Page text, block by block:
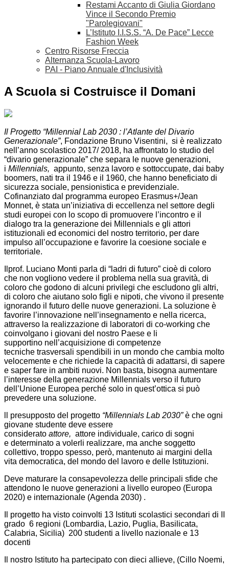
Restami Accanto di Giulia Giordano
Vince il Secondo Premio
"Parolegiovani"
L’Istituto I.I.S.S. “A. De Pace” Lecce
Fashion Week
Centro Risorse Freccia
Alternanza Scuola-Lavoro
PAI - Piano Annuale d'Inclusività
A Scuola si Costruisce il Domani
Il Progetto “Millennial Lab 2030 : l’Atlante del Divario
Generazionale”, Fondazione Bruno Visentini, si è realizzato
nell’anno scolastico 2017/ 2018, ha affrontato lo studio del
“divario generazionale” che separa le nuove generazioni,
i Millennials, appunto, senza lavoro e sottoccupate, dai baby
boomers, nati tra il 1946 e il 1960, che hanno beneficiato di
sicurezza sociale, pensionistica e previdenziale.
Cofinanziato dal programma europeo Erasmus+/Jean
Monnet, è stata un’iniziativa di eccellenza nel settore degli
studi europei con lo scopo di promuovere l’incontro e il
dialogo tra la generazione dei Millennials e gli attori
istituzionali ed economici del nostro territorio, per dare
impulso all’occupazione e favorire la coesione sociale e
territoriale.
Ilprof. Luciano Monti parla di “ladri di futuro” cioè di coloro
che non vogliono vedere il problema nella sua gravità, di
coloro che godono di alcuni privilegi che escludono gli altri,
di coloro che aiutano solo figli e nipoti, che vivono il presente
ignorando il futuro delle nuove generazioni. La soluzione è
favorire l’innovazione nell’insegnamento e nella ricerca,
attraverso la realizzazione di laboratori di co-working che
coinvolgano i giovani del nostro Paese e li
supportino nell’acquisizione di competenze
tecniche trasversali spendibili in un mondo che cambia molto
velocemente e che richiede la capacità di adattarsi, di sapere
e saper fare in ambiti nuovi. Non basta, bisogna aumentare
l’interesse della generazione Millennials verso il futuro
dell’Unione Europea perché solo in quest’ottica si può
prevedere una soluzione.
ll presupposto del progetto “Millennials Lab 2030”è che ogni
giovane studente deve essere
considerato attore, attore individuale, carico di sogni
e determinato a volerli realizzare, ma anche soggetto
collettivo, troppo spesso, però, mantenuto ai margini della
vita democratica, del mondo del lavoro e delle Istituzioni.
Deve maturare la consapevolezza delle principali sfide che
attendono le nuove generazioni a livello europeo (Europa
2020) e internazionale (Agenda 2030) .
Il progetto ha visto coinvolti 13 Istituti scolastici secondari di II
grado 6 regioni (Lombardia, Lazio, Puglia, Basilicata,
Calabria, Sicilia) 200 studenti a livello nazionale e 13
docenti
Il nostro Istituto ha partecipato con dieci allieve, (Cillo Noemi,